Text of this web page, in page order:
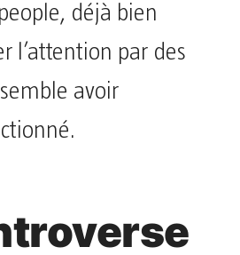
déjà bien
l’attention par des
avoir